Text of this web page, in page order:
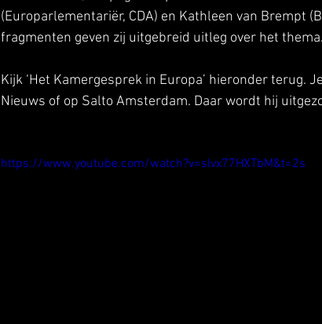
(Europarlementariër, CDA) en Kathleen van Brempt
fragmenten geven zij uitgebreid uitleg over het thema.
Kijk ‘Het Kamergesprek in Europa’ hieronder terug.
Nieuws of op Salto Amsterdam. Daar wordt hij
https://www.youtube.com/watch?v=slvx77HXTbM&t=2s